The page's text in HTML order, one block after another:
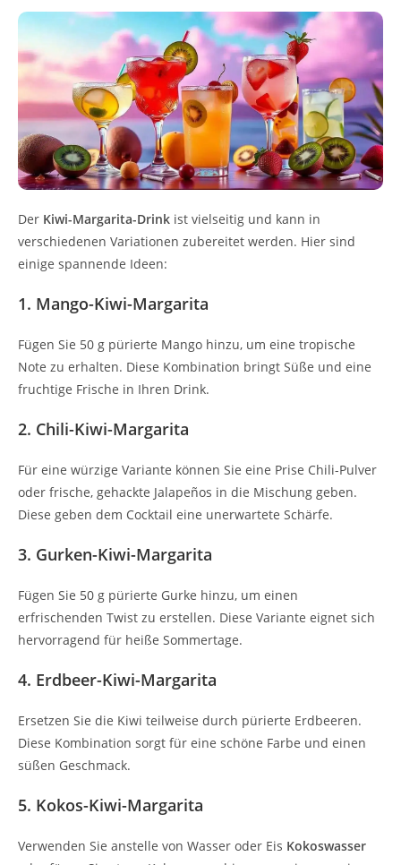
Der Kiwi-Margarita-Drink ist vielseitig und kann in
verschiedenen Variationen zubereitet werden. Hier sind
einige spannende Ideen:
1. Mango-Kiwi-Margarita
Fügen Sie 50 g pürierte Mango hinzu, um eine tropische
Note zu erhalten. Diese Kombination bringt Süße und eine
fruchtige Frische in Ihren Drink.
2. Chili-Kiwi-Margarita
Für eine würzige Variante können Sie eine Prise Chili-Pulver
oder frische, gehackte Jalapeños in die Mischung geben.
Diese geben dem Cocktail eine unerwartete Schärfe.
3. Gurken-Kiwi-Margarita
Fügen Sie 50 g pürierte Gurke hinzu, um einen
erfrischenden Twist zu erstellen. Diese Variante eignet sich
hervorragend für heiße Sommertage.
4. Erdbeer-Kiwi-Margarita
Ersetzen Sie die Kiwi teilweise durch pürierte Erdbeeren.
Diese Kombination sorgt für eine schöne Farbe und einen
süßen Geschmack.
5. Kokos-Kiwi-Margarita
Verwenden Sie anstelle von Wasser oder Eis Kokoswasser